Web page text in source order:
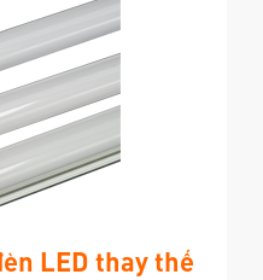
LED thay thế